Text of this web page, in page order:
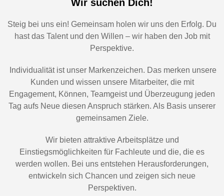
Wir suchen Dich!
Steig bei uns ein! Gemeinsam holen wir uns den Erfolg. Du
hast das Talent und den Willen – wir haben den Job mit
Perspektive.
Individualität ist unser Markenzeichen. Das merken unsere
Kunden und wissen unsere Mitarbeiter, die mit
Engagement, Können, Teamgeist und Überzeugung jeden
Tag aufs Neue diesen Anspruch stärken. Als Basis unserer
gemeinsamen Ziele.
Wir bieten attraktive Arbeitsplätze und
Einstiegsmöglichkeiten für Fachleute und die, die es
werden wollen. Bei uns entstehen Herausforderungen,
entwickeln sich Chancen und zeigen sich neue
Perspektiven.